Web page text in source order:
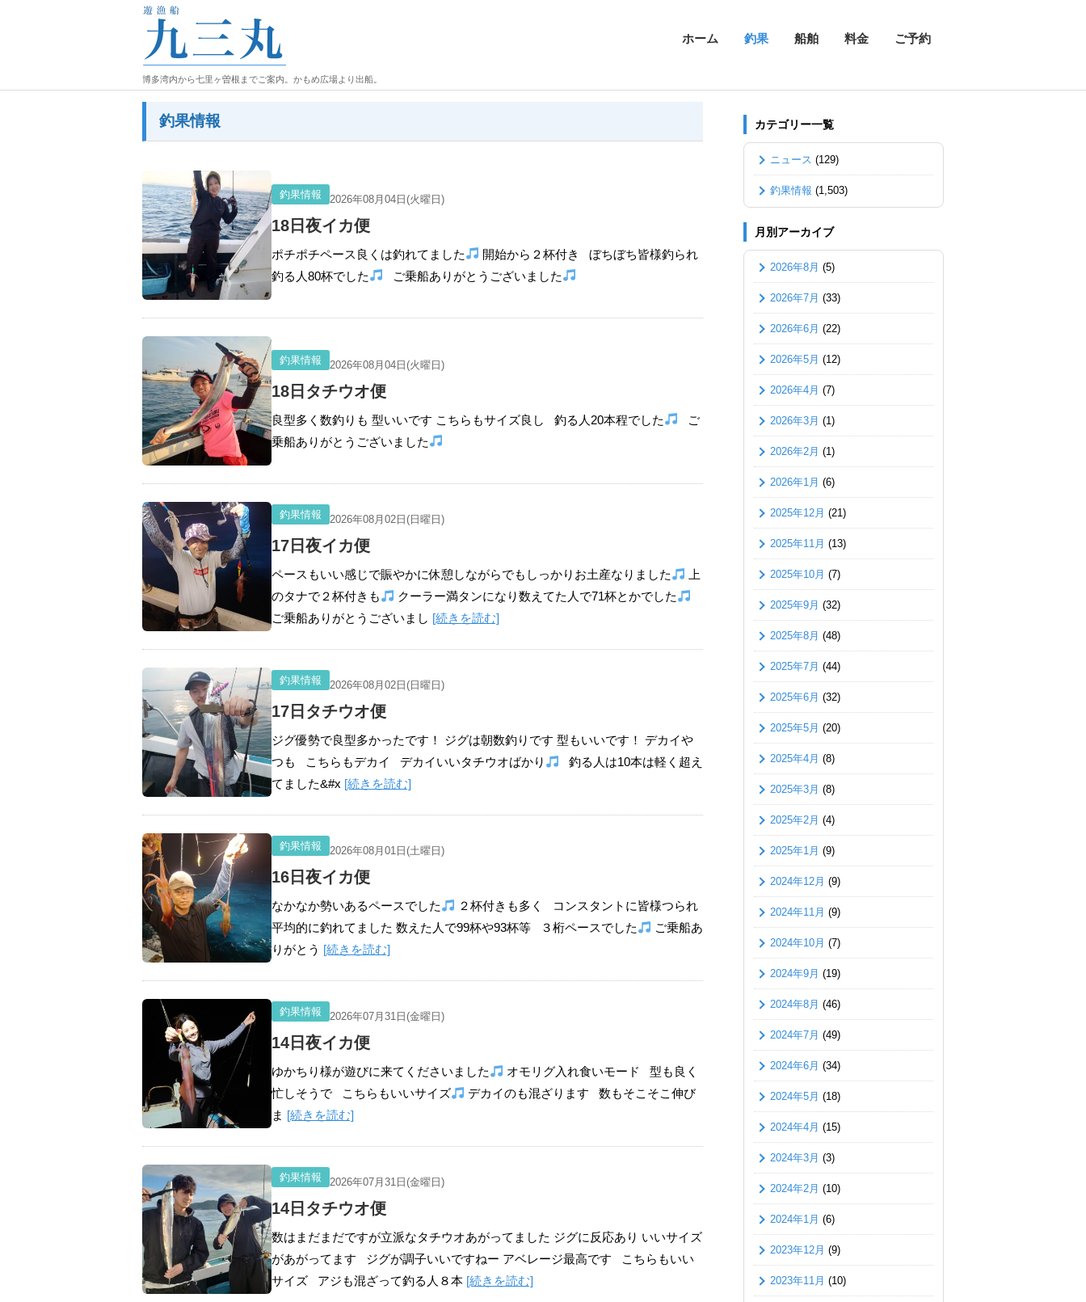
博多湾内から七里ヶ曽根までご案内。かもめ広場より出船。
ホーム 釣果 船舶 料金 ご予約
釣果情報
釣果情報 2026年08月04日(火曜日)
18日夜イカ便
ポチポチペース良くは釣れてました
開始から２杯付き ぼちぼち皆様釣られ
釣る人80杯でした
ご乗船ありがとうございました
釣果情報 2026年08月04日(火曜日)
18日タチウオ便
良型多く数釣りも 型いいです こちらもサイズ良し 釣る人20本程でした
ご
乗船ありがとうございました
釣果情報 2026年08月02日(日曜日)
17日夜イカ便
ペースもいい感じで賑やかに休憩しながらでもしっかりお土産なりました
上
のタナで２杯付きも
クーラー満タンになり数えてた人で71杯とかでした
ご乗船ありがとうございまし [続きを読む]
釣果情報 2026年08月02日(日曜日)
17日タチウオ便
ジグ優勢で良型多かったです！ ジグは朝数釣りです 型もいいです！ デカイや
つも こちらもデカイ デカイいいタチウオばかり
釣る人は10本は軽く超え
てました&#x [続きを読む]
釣果情報 2026年08月01日(土曜日)
16日夜イカ便
なかなか勢いあるペースでした
２杯付きも多く コンスタントに皆様つられ
平均的に釣れてました 数えた人で99杯や93杯等 ３桁ペースでした
ご乗船あ
りがとう [続きを読む]
釣果情報 2026年07月31日(金曜日)
14日夜イカ便
ゆかちり様が遊びに来てくださいました
オモリグ入れ食いモード 型も良く
忙しそうで こちらもいいサイズ
デカイのも混ざります 数もそこそこ伸び
ま [続きを読む]
釣果情報 2026年07月31日(金曜日)
14日タチウオ便
数はまだまだですが立派なタチウオあがってました ジグに反応あり いいサイズ
があがってます ジグが調子いいですねー アベレージ最高です こちらもいい
サイズ アジも混ざって釣る人８本 [続きを読む]
カテゴリー一覧
ニュース (129)
釣果情報 (1,503)
月別アーカイブ
2026年8月 (5)
2026年7月 (33)
2026年6月 (22)
2026年5月 (12)
2026年4月 (7)
2026年3月 (1)
2026年2月 (1)
2026年1月 (6)
2025年12月 (21)
2025年11月 (13)
2025年10月 (7)
2025年9月 (32)
2025年8月 (48)
2025年7月 (44)
2025年6月 (32)
2025年5月 (20)
2025年4月 (8)
2025年3月 (8)
2025年2月 (4)
2025年1月 (9)
2024年12月 (9)
2024年11月 (9)
2024年10月 (7)
2024年9月 (19)
2024年8月 (46)
2024年7月 (49)
2024年6月 (34)
2024年5月 (18)
2024年4月 (15)
2024年3月 (3)
2024年2月 (10)
2024年1月 (6)
2023年12月 (9)
2023年11月 (10)